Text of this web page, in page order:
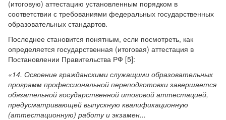
(итоговую) аттестацию установленным порядком в
соответствии с требованиями федеральных государственных
образовательных стандартов.
Последнее становится понятным, если посмотреть, как
определяется государственная (итоговая) аттестация в
Постановлении Правительства РФ [5]:
«14. Освоение гражданскими служащими образовательных
программ профессиональной переподготовки завершается
обязательной государственной итоговой аттестацией,
предусматривающей выпускную квалификационную
(аттестационную) работу и экзамен...